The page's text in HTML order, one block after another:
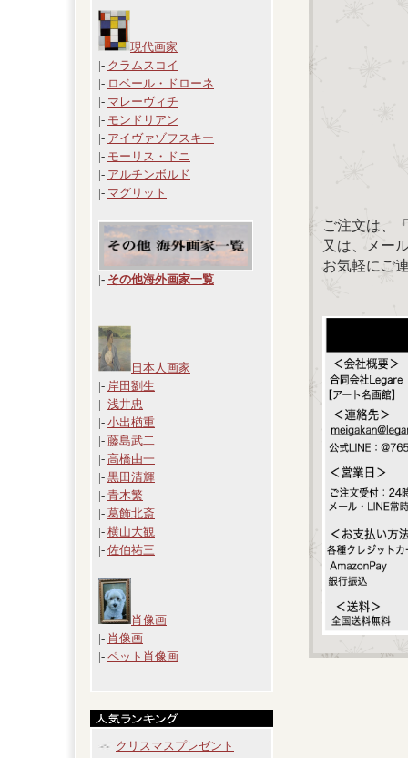
現代画家
|- クラムスコイ
|- ロベール・ドローネ
|- マレーヴィチ
|- モンドリアン
|- アイヴァゾフスキー
|- モーリス・ドニ
|- アルチンボルド
|- マグリット
|- その他海外画家一覧
日本人画家
|- 岸田劉生
|- 浅井忠
|- 小出楢重
|- 藤島武二
|- 高橋由一
|- 黒田清輝
|- 青木繁
|- 葛飾北斎
|- 横山大観
|- 佐伯祐三
肖像画
|- 肖像画
|- ペット肖像画
クリスマスプレゼント
ご注文は、
又は、メー
お気軽にご